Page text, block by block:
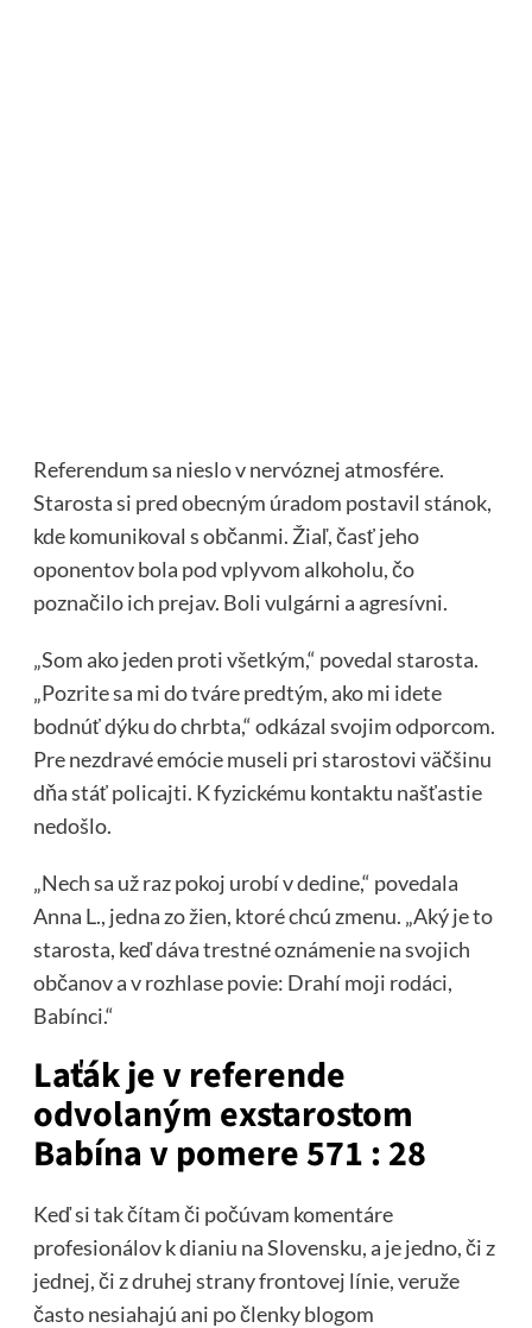
Referendum sa nieslo v nervóznej atmosfére.
Starosta si pred obecným úradom postavil stánok,
kde komunikoval s občanmi. Žiaľ, časť jeho
oponentov bola pod vplyvom alkoholu, čo
poznačilo ich prejav. Boli vulgárni a agresívni.
„Som ako jeden proti všetkým,“ povedal starosta.
„Pozrite sa mi do tváre predtým, ako mi idete
bodnúť dýku do chrbta,“ odkázal svojim odporcom.
Pre nezdravé emócie museli pri starostovi väčšinu
dňa stáť policajti. K fyzickému kontaktu našťastie
nedošlo.
„Nech sa už raz pokoj urobí v dedine,“ povedala
Anna L., jedna zo žien, ktoré chcú zmenu. „Aký je to
starosta, keď dáva trestné oznámenie na svojich
občanov a v rozhlase povie: Drahí moji rodáci,
Babínci.“
Laťák je v referende
odvolaným exstarostom
Babína v pomere 571 : 28
Keď si tak čítam či počúvam komentáre
profesionálov k dianiu na Slovensku, a je jedno, či z
jednej, či z druhej strany frontovej línie, veruže
často nesiahajú ani po členky blogom